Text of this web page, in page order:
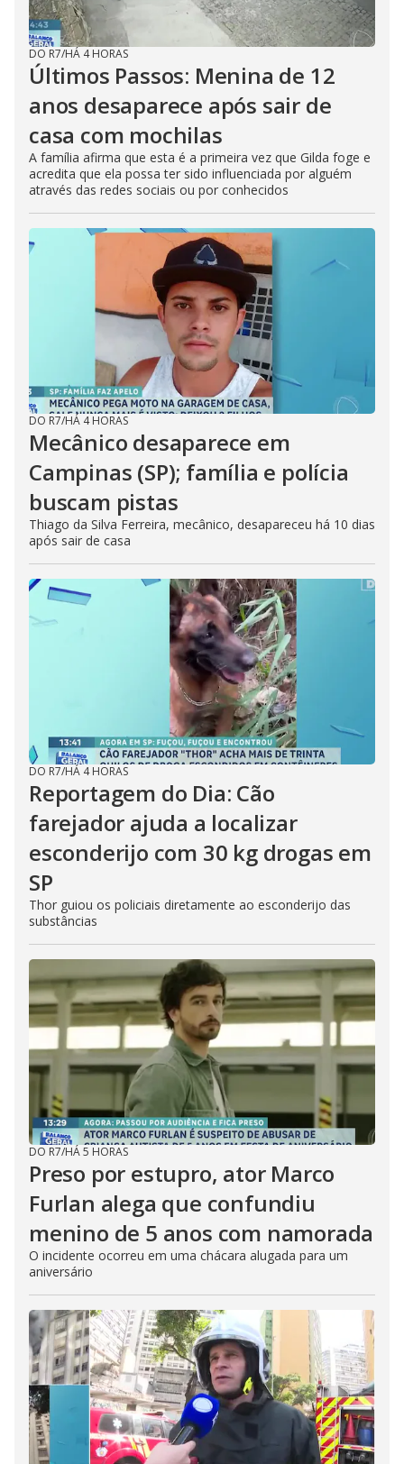
DO R7/HÁ 4 HORAS
Últimos Passos: Menina de 12
anos desaparece após sair de
casa com mochilas
A família afirma que esta é a primeira vez que Gilda foge e
acredita que ela possa ter sido influenciada por alguém
através das redes sociais ou por conhecidos
DO R7/HÁ 4 HORAS
Mecânico desaparece em
Campinas (SP); família e polícia
buscam pistas
Thiago da Silva Ferreira, mecânico, desapareceu há 10 dias
após sair de casa
DO R7/HÁ 4 HORAS
Reportagem do Dia: Cão
farejador ajuda a localizar
esconderijo com 30 kg drogas em
SP
Thor guiou os policiais diretamente ao esconderijo das
substâncias
DO R7/HÁ 5 HORAS
Preso por estupro, ator Marco
Furlan alega que confundiu
menino de 5 anos com namorada
O incidente ocorreu em uma chácara alugada para um
aniversário